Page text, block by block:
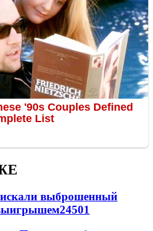
выброшенный
24501